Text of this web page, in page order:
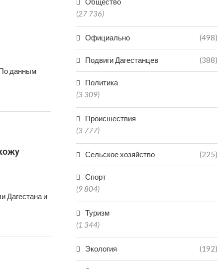
данным
Дагестана и
(27 736)
Официально (498)
Подвиги Дагестанцев (388)
Политика
(3 309)
Происшествия
(3 777)
Сельское хозяйство (225)
Спорт
(9 804)
Туризм
(1 344)
Экология (192)